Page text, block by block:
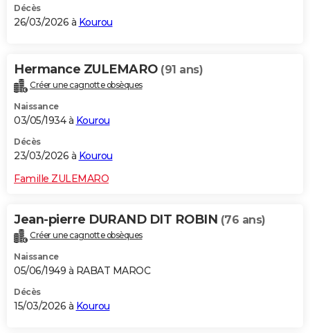
Décès
26/03/2026 à Kourou
Hermance ZULEMARO (91 ans)
Créer une cagnotte obsèques
Naissance
03/05/1934 à Kourou
Décès
23/03/2026 à Kourou
Famille ZULEMARO
Jean-pierre DURAND DIT ROBIN (76 ans)
Créer une cagnotte obsèques
Naissance
05/06/1949 à RABAT MAROC
Décès
15/03/2026 à Kourou